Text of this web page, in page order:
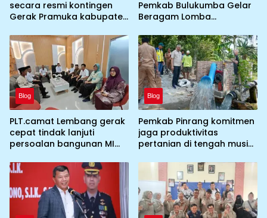
secara resmi kontingen
Gerak Pramuka kabupaten
Nasional ke XII kebumi
perkemahan Cibubur
Pemkab Bulukumba Gelar
Beragam Lomba
Olahraga
Blog
PLT.camat Lembang gerak
cepat tindak lanjuti
persoalan bangunan MI
Blog
Pemkab Pinrang komitmen
jaga produktivitas
pertanian di tengah musim
mengoptimalkan program
Irigasi perpompaan
(Irpom)